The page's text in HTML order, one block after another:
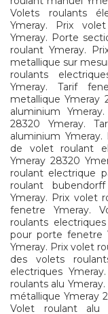
Volets roulants
Ymeray. Prix
Ymeray. Porte
roulant Ymeray.
metallique sur
roulants
Ymeray. Tarif
metallique Ymeray
aluminium
28320 Ymeray.
aluminium
de volet roulant
Ymeray 28320
roulant electrique
roulant
Ymeray. Prix volet
fenetre Ymeray.
roulants
pour porte fenetre
Ymeray. Prix volet
des volets
electriques
roulants alu
métallique Ymeray
Volet roulant alu